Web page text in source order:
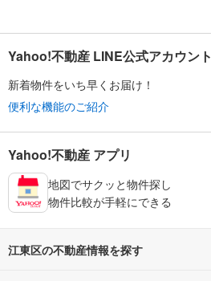
Yahoo!不動産 LINE公式アカウント
新着物件をいち早くお届け！
便利な機能のご紹介
Yahoo!不動産 アプリ
地図でサクッと物件探し
物件比較が手軽にできる
江東区の不動産情報を探す